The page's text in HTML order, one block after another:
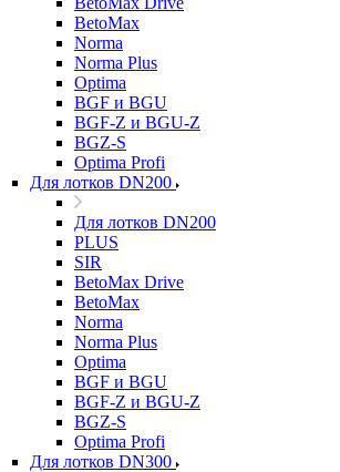
BetoMax
Norma
Norma Plus
Optima
BGF и BGU
BGF-Z и BGU-Z
BGZ-S
Optima Profi
Для лотков DN200
Для лотков DN200
PLUS
SIR
BetoMax Drive
BetoMax
Norma
Norma Plus
Optima
BGF и BGU
BGF-Z и BGU-Z
BGZ-S
Optima Profi
Для лотков DN300